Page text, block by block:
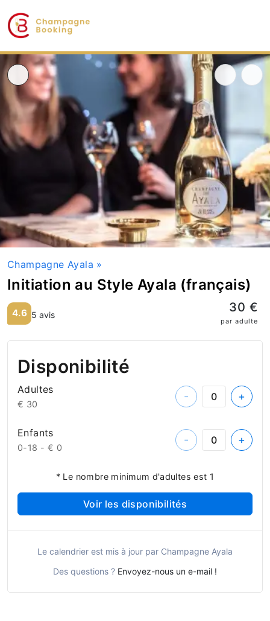
Champagne Ayala »
Initiation au Style Ayala (français)
4.6 5 avis 30 €
par adulte
Disponibilité
Adultes
€ 30
- +
Enfants
0-18 - € 0
- +
* Le nombre minimum d'adultes est 1
Voir les disponibilités
Le calendrier est mis à jour par Champagne Ayala
Des questions ? Envoyez-nous un e-mail !